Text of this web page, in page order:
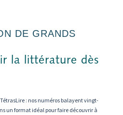
DE GRANDS
la littérature dès
: nos numéros balayent vingt-
un format idéal pour faire découvrir à